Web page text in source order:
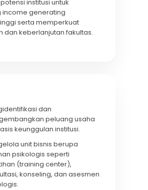
institusi untuk
income generating
serta memperkuat
dan keberlanjutan fakultas.
dan
peluang usaha
keunggulan institusi.
unit bisnis berupa
psikologis seperti
(training center),
konseling, dan asesmen